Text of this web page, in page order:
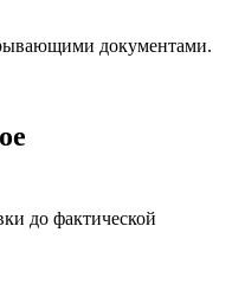
документами.
до фактической